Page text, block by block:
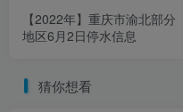
【2022年】重庆市渝北部分
地区6月2日停水信息
猜你想看